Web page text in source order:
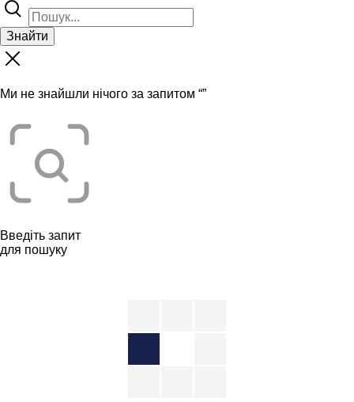
Знайти
Ми не знайшли нічого за запитом “”
Введіть запит
для пошуку